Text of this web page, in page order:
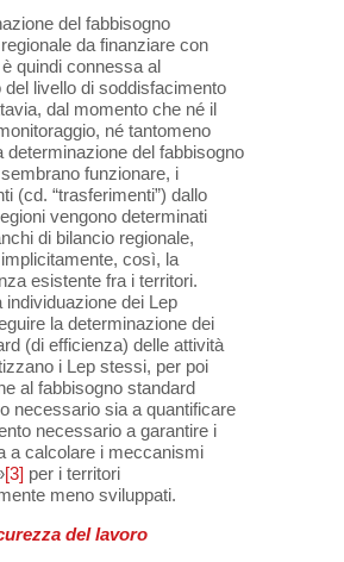
del fabbisogno
da finanziare con
quindi connessa al
del livello di soddisfacimento
dal momento che né il
né tantomeno
determinazione del fabbisogno
funzionare, i
(cd. “trasferimenti”) dallo
vengono determinati
di bilancio regionale,
così, la
esistente fra i territori.
individuazione dei Lep
la determinazione dei
(di efficienza) delle attività
i Lep stessi, per poi
al fabbisogno standard
necessario sia a quantificare
necessario a garantire i
a calcolare i meccanismi
[3] per i territori
meno sviluppati.
del lavoro